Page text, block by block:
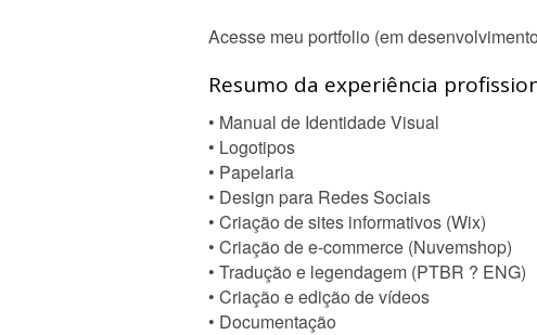
Acesse meu portfolio (em
Resumo da experiência
• Manual de Identidade Visual
• Logotipos
• Papelaria
• Design para Redes Sociais
• Criação de sites informativos (Wix)
• Criação de e-commerce (Nuvemshop)
• Tradução e legendagem (PTBR ? ENG)
• Criação e edição de vídeos
• Documentação